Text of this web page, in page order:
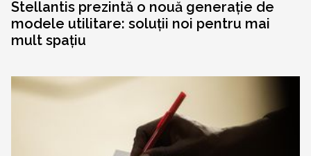
Stellantis prezintă o nouă generație de
modele utilitare: soluții noi pentru mai
mult spațiu